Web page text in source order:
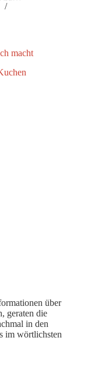
macht
über
geraten die
in den
im wörtlichsten